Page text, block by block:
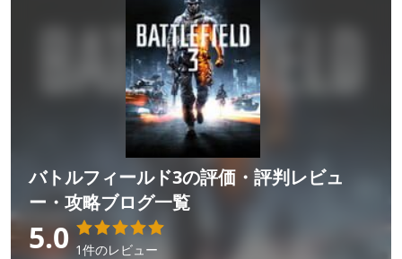
バトルフィールド3の評価・評判レビュ
ー・攻略ブログ一覧
5.0 1件のレビュー